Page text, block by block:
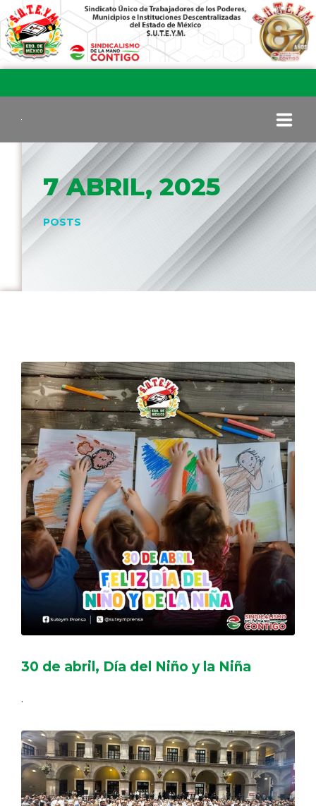
INICIO
COMITÉ EJECUTIVO
COORDINADORES
TRANSPARENCIA
7 ABRIL, 2025
POSTS
30 de abril, Día del Niño y la Niña
.